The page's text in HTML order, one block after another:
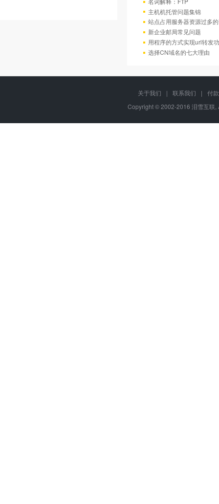
主机机托管问题集锦
站点占用服务器资源过多
新企业邮局常见问题
用程序的方式实现url转发
选择CN域名的七大理由
关于我们 | 联系我们 |
付
Copyright © 2002-2016 泪雪互